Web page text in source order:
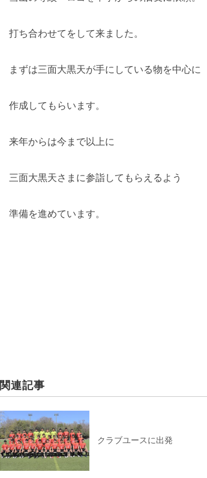
打ち合わせてをして来ました。
まずは三面大黒天が手にしている物を中心に
作成してもらいます。
来年からは今まで以上に
三面大黒天さまに参詣してもらえるよう
準備を進めています。
関連記事
クラブユースに出発